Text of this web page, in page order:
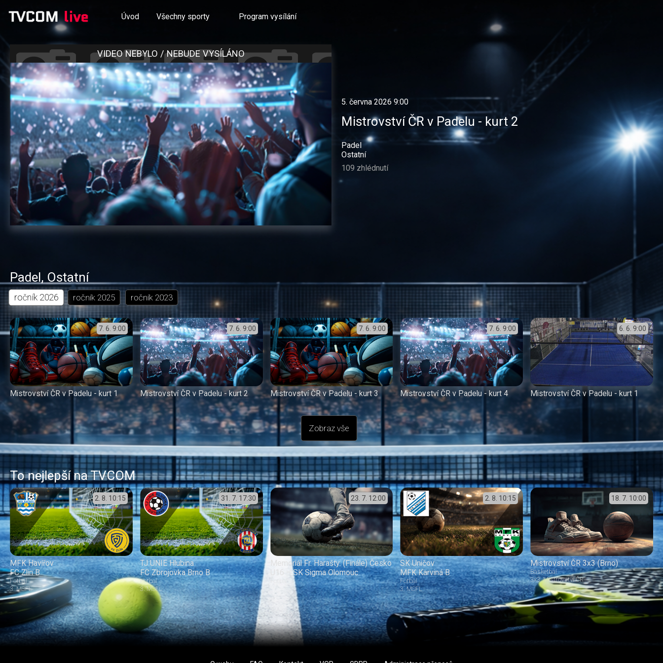
Úvod Všechny sporty Program vysílání
VIDEO NEBYLO / NEBUDE VYSÍLÁNO
5. června 2026 9:00
Mistrovství ČR v Padelu - kurt 2
Padel
Ostatní
109 zhlédnutí
Padel, Ostatní
ročník 2026 ročník 2025 ročník 2023
7. 6. 9:00
Mistrovství ČR v Padelu - kurt 1
7. 6. 9:00
Mistrovství ČR v Padelu - kurt 2
7. 6. 9:00
Mistrovství ČR v Padelu - kurt 3
7. 6. 9:00
Mistrovství ČR v Padelu - kurt 4
6. 6. 9:00
Mistrovství ČR v Padelu - kurt 1
Zobraz vše
To nejlepší na TVCOM
2. 8. 10:15
MFK Havířov
FC Zlín B
Fotbal
3. MSFL
31. 7. 17:30
TJ UNIE Hlubina
FC Zbrojovka Brno B
Fotbal
3. MSFL
23. 7. 12:00
Memoriál Fr. Harašty: (Finále) Česko
U16 – SK Sigma Olomouc
Fotbal
2. 8. 10:15
SK Uničov
MFK Karviná B
Fotbal
3. MSFL
18. 7. 10:00
Mistrovství ČR 3x3 (Brno)
Basketbal
3x3 Mistrovství ČR